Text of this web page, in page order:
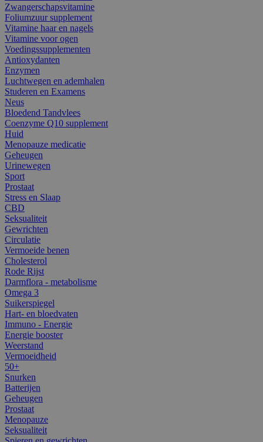
Zwangerschapsvitamine
Foliumzuur supplement
Vitamine haar en nagels
Vitamine voor ogen
Voedingssupplementen
Antioxydanten
Enzymen
Luchtwegen en ademhalen
Studeren en Examens
Neus
Bloedend Tandvlees
Coenzyme Q10 supplement
Huid
Menopauze medicatie
Geheugen
Urinewegen
Sport
Prostaat
Stress en Slaap
CBD
Seksualiteit
Gewrichten
Circulatie
Vermoeide benen
Cholesterol
Rode Rijst
Darmflora - metabolisme
Omega 3
Suikerspiegel
Hart- en bloedvaten
Immuno - Energie
Energie booster
Weerstand
Vermoeidheid
50+
Snurken
Batterijen
Geheugen
Prostaat
Menopauze
Seksualiteit